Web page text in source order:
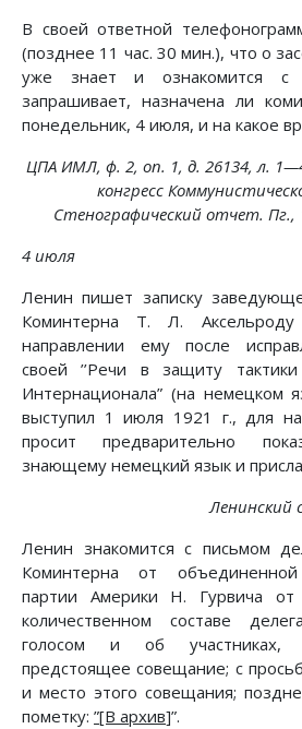
В своей ответной
(позднее 11 час. 30 мин.), что о
уже знает и ознакомится с
запрашивает, назначена ли
понедельник, 4 июля, и на какое
ЦПА ИМЛ, ф. 2, on. 1, д. 26134, л.
конгресс
Стенографический отчет. Пг.,
4 июля
Ленин пишет записку
Коминтерна Т. Л.
направлении ему после
своей ’’Речи в защиту тактики
Интернационала” (на немецком
выступил 1 июля 1921 г., для
просит предварительно
знающему немецкий язык и
Ленинский
Ленин знакомится с письмом
Коминтерна от объединенной
партии Америки Н. Гурвича
количественном составе
голосом и об участниках,
предстоящее совещание; с
и место этого совещания;
пометку: ”[В архив]”.